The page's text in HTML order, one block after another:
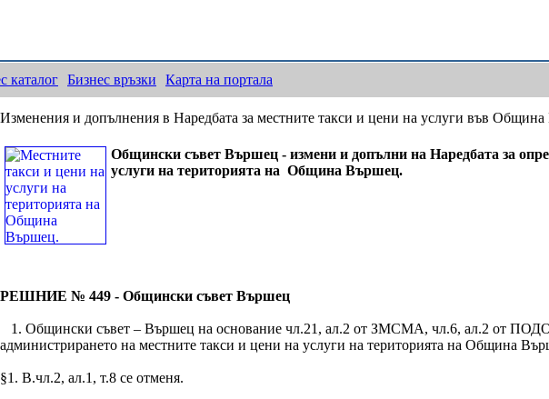
каталог Бизнес връзки Карта на портала
Изменения и допълнения в Наредбата за местните такси и цени на услуги във
Общински съвет Вършец - измени и допълни на Наредбата за
услуги на територията на Община Вършец.
РЕШНИЕ № 449 - Общински съвет Вършец
1. Общински съвет – Вършец на основание чл.21, ал.2 от ЗМСМА, чл.6, ал.2 от
администрирането на местните такси и цени на услуги на територията на Община
§1. В.чл.2, ал.1, т.8 се отменя.